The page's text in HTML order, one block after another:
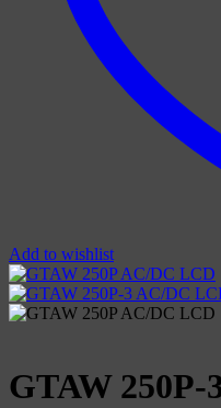
Add to wishlist
GTAW